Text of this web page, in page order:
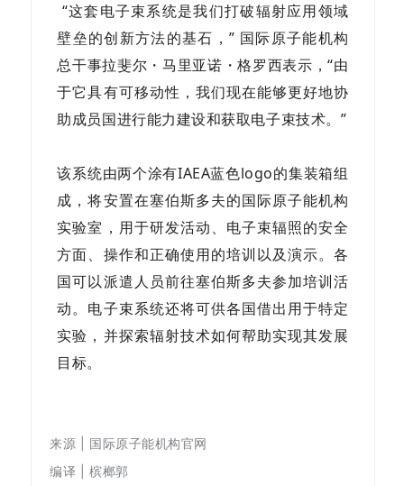
“这套电子束系统是我们打破辐射应用领域
壁垒的创新方法的基石，” 国际原子能机构
总干事拉斐尔・马里亚诺・格罗西表示，“由
于它具有可移动性，我们现在能够更好地协
助成员国进行能力建设和获取电子束技术。”
该系统由两个涂有IAEA蓝色logo的集装箱组
成，将安置在塞伯斯多夫的国际原子能机构
实验室，用于研发活动、电子束辐照的安全
方面、操作和正确使用的培训以及演示。各
国可以派遣人员前往塞伯斯多夫参加培训活
动。电子束系统还将可供各国借出用于特定
实验，并探索辐射技术如何帮助实现其发展
目标。
来源 | 国际原子能机构官网
编译 | 槟榔郭